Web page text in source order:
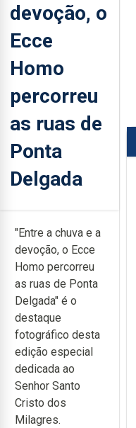
devoção, o
Ecce
Homo
percorreu
as ruas de
Ponta
Delgada
"Entre a chuva e a
devoção, o Ecce
Homo percorreu
as ruas de Ponta
Delgada" é o
destaque
fotográfico desta
edição especial
dedicada ao
Senhor Santo
Cristo dos
Milagres.